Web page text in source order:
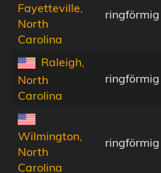
Fayetteville,
North
Carolina
ringförmig
Raleigh,
North
Carolina
ringförmig
Wilmington,
North
Carolina
ringförmig